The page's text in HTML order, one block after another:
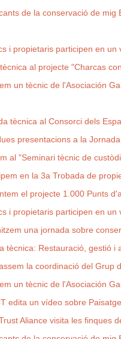
de la conservació de
i propietaris participen en
al projecte "Charcas
un tècnic de l'Asociación
tècnica al Consorci dels
presentacions a la
al "Seminari tècnic de
en la 3a Trobada de
el projecte 1.000 Punts
i propietaris participen en
una jornada sobre
tècnica: Restauració, gestió i
la coordinació del Grup
un tècnic de l'Asociación
edita un vídeo sobre
Aliance visita les finques